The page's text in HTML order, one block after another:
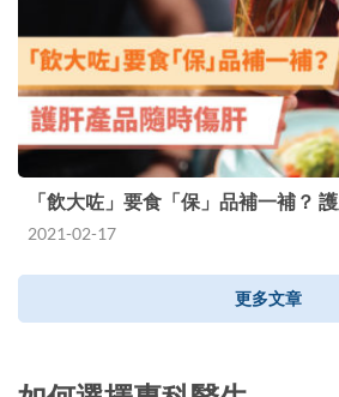
「飲大咗」要食「保」品補一補？ 護
2021-02-17
更多文章